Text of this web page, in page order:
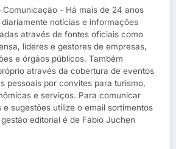
Comunicação - Há mais de 24 anos
notícias e informações
através de fontes oficiais como
líderes e gestores de empresas,
e órgãos públicos. Também
através da cobertura de eventos
pessoais por convites para turismo,
e serviços. Para comunicar
sugestões utilize o email sortimentos
editorial é de Fábio Juchen